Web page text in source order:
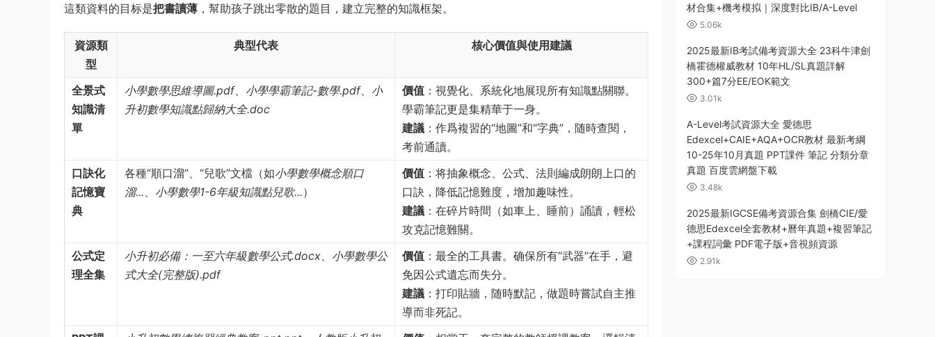
這類資料的目标是把書讀薄 ，幫助孩子跳出零散的題目，建立完整的知識框架。
資源類
型
典型代表 核心價值與使用建議
全景式
知識清
單
小學數學思維導圖.pdf、 小學學霸筆記-數學.pdf、 小
升初數學知識點歸納大全.doc
價值 ：視覺化、系統化地展現所有知識點關聯。
學霸筆記更是集精華于一身。
建議 ：作爲複習的“地圖”和“字典”，随時查閱，
考前通讀。
口訣化
記憶寶
典
各種“順口溜”、“兒歌”文檔（如小學數學概念順口
溜...
小學數學1-6年級知識點兒歌...）
價值 ：将抽象概念、公式、法則編成朗朗上口的
口訣，降低記憶難度，增加趣味性。
建議 ：在碎片時間（如車上、睡前）誦讀，輕松
攻克記憶難關。
公式定
理全集
小升初必備：一至六年級數學公式.docx
小學數學公
式大全(完整版).pdf
價值 ：最全的工具書。确保所有“武器”在手，避
免因公式遺忘而失分。
建議 ：打印貼牆，随時默記，做題時嘗試自主推
導而非死記。
材合集+機考模拟｜深度對比IB/A-Level
5.06k
2025最新IB考試備考資源大全 23科牛津劍
橋霍德權威教材 10年HL/SL真題詳解
300+篇7分EE/EOK範文
3.01k
A-Level考試資源大全 愛德思
Edexcel+CAIE+AQA+OCR教材 最新考綱
10-25年10月真題 PPT課件 筆記 分類分章
真題 百度雲網盤下載
3.48k
2025最新IGCSE備考資源合集 劍橋CIE/愛
德思Edexcel全套教材+曆年真題+複習筆記
+課程詞彙 PDF電子版+音視頻資源
2.91k